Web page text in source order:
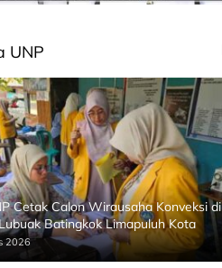
UNP
Cetak Calon Wirausaha Konveksi di
Batingkok Limapuluh Kota
2026